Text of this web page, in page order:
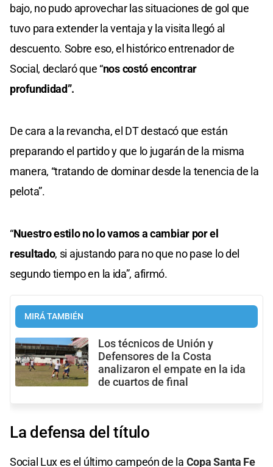
bajo, no pudo aprovechar las situaciones de gol que
tuvo para extender la ventaja y la visita llegó al
descuento. Sobre eso, el histórico entrenador de
Social, declaró que “nos costó encontrar
profundidad”.
De cara a la revancha, el DT destacó que están
preparando el partido y que lo jugarán de la misma
manera, “tratando de dominar desde la tenencia de la
pelota”.
“Nuestro estilo no lo vamos a cambiar por el
resultado, si ajustando para no que no pase lo del
segundo tiempo en la ida”, afirmó.
MIRÁ TAMBIÉN
Los técnicos de Unión y
Defensores de la Costa
analizaron el empate en la ida
de cuartos de final
La defensa del título
Social Lux es el último campeón de la Copa Santa Fe